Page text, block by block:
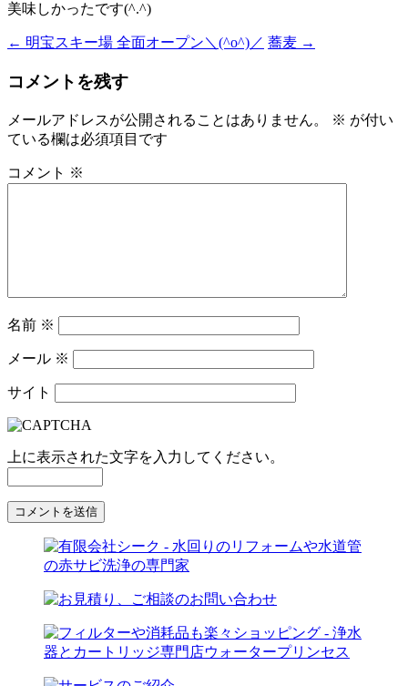
美味しかったです(^.^)
投
稿
ビ
ゲ
← 明宝スキー場 全面オープン＼(^o^)／ 蕎麦 →
コメントを残す
メールアドレスが公開されることはありません。 ※ が付い
ている欄は必須項目です
コメント ※
名前 ※
メール ※
サイト
上に表示された文字を入力してください。